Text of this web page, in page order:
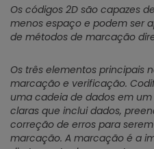
Os códigos 2D são capazes
menos espaço e podem ser
de métodos de marcação
Os três elementos principais
marcação e verificação.
uma cadeia de dados em
claras que inclui dados,
correção de erros para
marcação. A marcação é a